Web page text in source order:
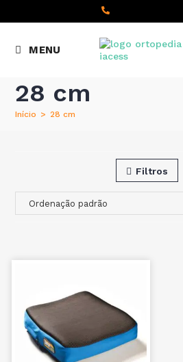
Chamada para a rede fixa
MENU
28 cm
Início > 28 cm
Filtros